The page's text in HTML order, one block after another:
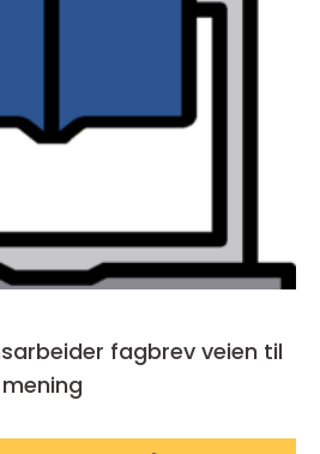
fagbrev veien til